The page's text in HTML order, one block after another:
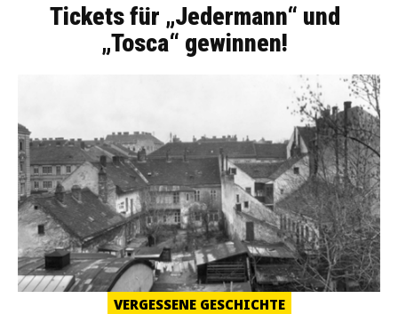
Tickets für „Jedermann“ und
„Tosca“ gewinnen!
VERGESSENE GESCHICHTE